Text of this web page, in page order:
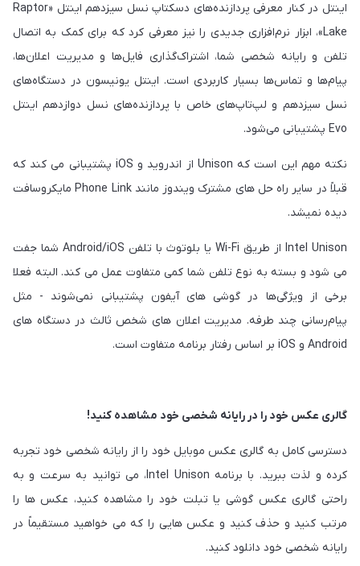
اینتل در کنار معرفی پردازنده‌های دسکتاپ نسل سیزدهم اینتل «Raptor
Lake»، ابزار نرم‌افزاری جدیدی را نیز معرفی کرد که برای کمک به اتصال
تلفن و رایانه شخصی شما، اشتراک‌گذاری فایل‌ها و مدیریت اعلان‌ها،
پیام‌ها و تماس‌ها بسیار کاربردی است. اینتل یونیسون در دستگاه‌های
نسل سیزدهم و لپ‌تاپ‌های خاص با پردازنده‌های نسل دوازدهم اینتل
Evo پشتیبانی می‌شود.
نکته مهم این است که Unison از اندروید و iOS پشتیبانی می کند که
قبلاً در سایر راه حل های مشترک ویندوز مانند Phone Link مایکروسافت
دیده نمیشد.
Intel Unison از طریق Wi-Fi یا بلوتوث با تلفن Android/iOS شما جفت
می شود و بسته به نوع تلفن شما کمی متفاوت عمل می کند. البته فعلا
برخی از ویژگی‌ها در گوشی های آیفون‌ پشتیبانی نمی‌شوند - مثل
پیام‌رسانی چند طرفه. مدیریت اعلان های شخص ثالث در دستگاه های
Android و iOS بر اساس رفتار برنامه متفاوت است.
گالری عکس خود را در رایانه شخصی خود مشاهده کنید!
دسترسی کامل به گالری عکس موبایل خود را از رایانه شخصی خود تجربه
کرده و لذت ببرید. با برنامه Intel Unison، می توانید به سرعت و به
راحتی گالری عکس گوشی یا تبلت خود را مشاهده کنید، عکس ها را
مرتب کنید و حذف کنید و عکس هایی را که می خواهید مستقیماً در
رایانه شخصی خود دانلود کنید.